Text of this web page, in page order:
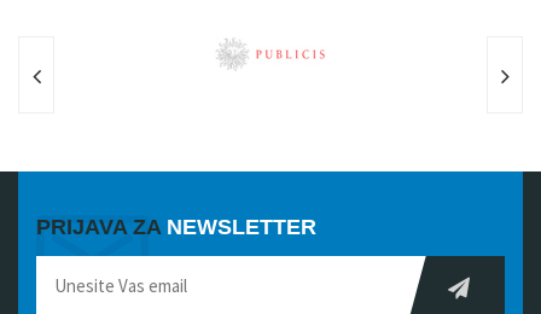
PRIJAVA ZA NEWSLETTER